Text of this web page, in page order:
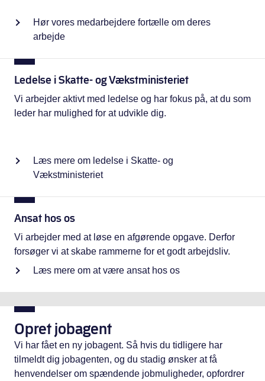
Hør vores medarbejdere fortælle om deres
arbejde
Ledelse i Skatte- og Vækstministeriet
Vi arbejder aktivt med ledelse og har fokus på, at du som
leder har mulighed for at udvikle dig.
Læs mere om ledelse i Skatte- og
Vækstministeriet
Ansat hos os
Vi arbejder med at løse en afgørende opgave. Derfor
forsøger vi at skabe rammerne for et godt arbejdsliv.
Læs mere om at være ansat hos os
Opret jobagent
Vi har fået en ny jobagent. Så hvis du tidligere har
tilmeldt dig jobagenten, og du stadig ønsker at få
henvendelser om spændende jobmuligheder, opfordrer